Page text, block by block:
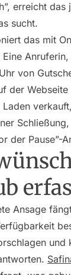
erreicht das
sucht.
das mit
von
der
Laden
der Pause”-
Ansage
und